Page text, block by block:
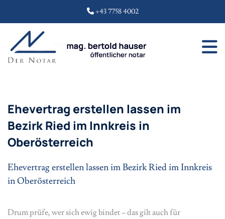
 +43 7758 4002
Ehevertrag erstellen lassen im
Bezirk Ried im Innkreis in
Oberösterreich
Ehevertrag erstellen lassen im Bezirk Ried im Innkreis
in Oberösterreich
Drum prüfe, wer sich ewig bindet – das gilt auch für